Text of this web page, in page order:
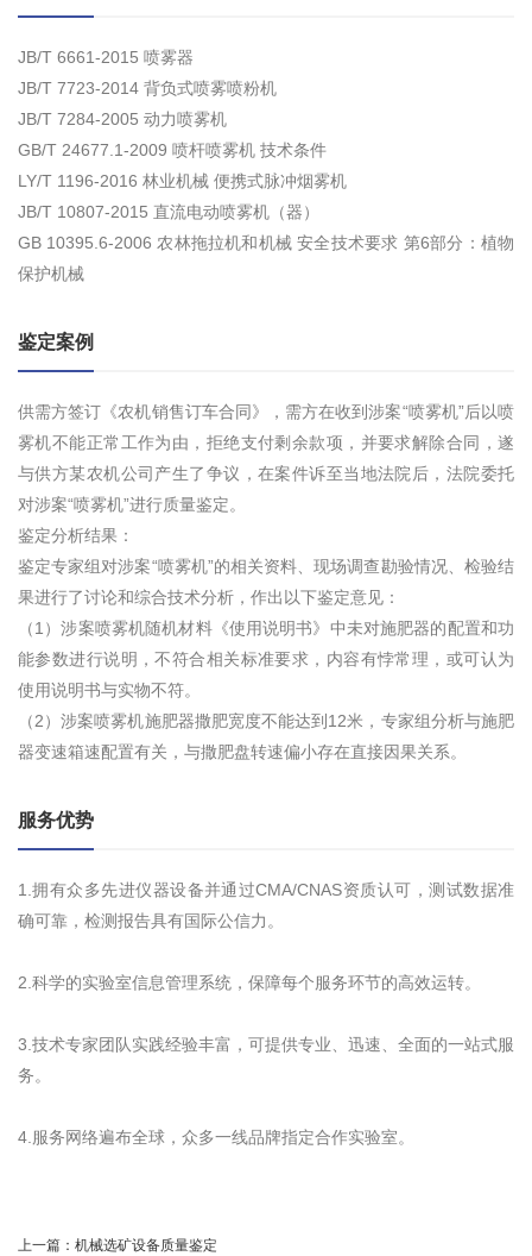
JB/T 6661-2015 喷雾器
JB/T 7723-2014 背负式喷雾喷粉机
JB/T 7284-2005 动力喷雾机
GB/T 24677.1-2009 喷杆喷雾机 技术条件
LY/T 1196-2016 林业机械 便携式脉冲烟雾机
JB/T 10807-2015 直流电动喷雾机（器）
GB 10395.6-2006 农林拖拉机和机械 安全技术要求 第6部分：植物
保护机械
鉴定案例
供需方签订《农机销售订车合同》，需方在收到涉案“喷雾机”后以喷
雾机不能正常工作为由，拒绝支付剩余款项，并要求解除合同，遂
与供方某农机公司产生了争议，在案件诉至当地法院后，法院委托
对涉案“喷雾机”进行质量鉴定。
鉴定分析结果：
鉴定专家组对涉案“喷雾机”的相关资料、现场调查勘验情况、检验结
果进行了讨论和综合技术分析，作出以下鉴定意见：
（1）涉案喷雾机随机材料《使用说明书》中未对施肥器的配置和功
能参数进行说明，不符合相关标准要求，内容有悖常理，或可认为
使用说明书与实物不符。
（2）涉案喷雾机施肥器撒肥宽度不能达到12米，专家组分析与施肥
器变速箱速配置有关，与撒肥盘转速偏小存在直接因果关系。
服务优势
1.拥有众多先进仪器设备并通过CMA/CNAS资质认可，测试数据准
确可靠，检测报告具有国际公信力。
2.科学的实验室信息管理系统，保障每个服务环节的高效运转。
3.技术专家团队实践经验丰富，可提供专业、迅速、全面的一站式服
务。
4.服务网络遍布全球，众多一线品牌指定合作实验室。
上一篇： 机械选矿设备质量鉴定